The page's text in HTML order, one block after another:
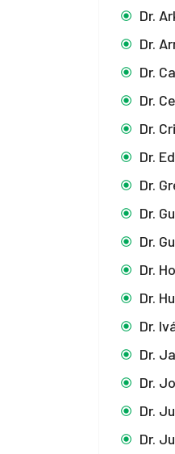
Dr.
Dr.
Dr.
Dr.
Dr.
Dr.
Dr.
Dr.
Dr.
Dr.
Dr.
Dr.
Dr.
Dr.
Dr.
Dr.